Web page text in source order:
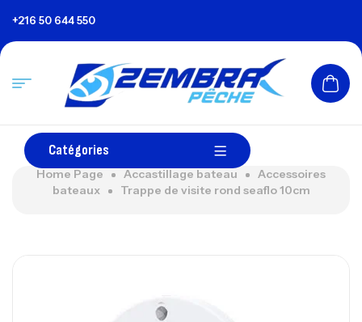
+216 50 644 550
Catégories
Home Page Accastillage bateau
Accessoires
bateaux
Trappe de visite rond seaflo 10cm